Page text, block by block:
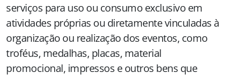
serviços para uso ou consumo exclusivo em
atividades próprias ou diretamente vinculadas à
organização ou realização dos eventos, como
troféus, medalhas, placas, material
promocional, impressos e outros bens que